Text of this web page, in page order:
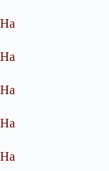
На
На
На
На
На